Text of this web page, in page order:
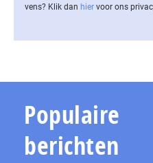
vens? Klik dan hier voor ons
Populaire
berichten